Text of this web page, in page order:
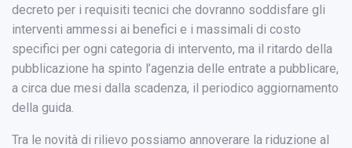
decreto per i requisiti tecnici che dovranno soddisfare gli
interventi ammessi ai benefici e i massimali di costo
specifici per ogni categoria di intervento, ma il ritardo della
pubblicazione ha spinto l’agenzia delle entrate a pubblicare,
a circa due mesi dalla scadenza, il periodico aggiornamento
della guida.
Tra le novità di rilievo possiamo annoverare la riduzione al